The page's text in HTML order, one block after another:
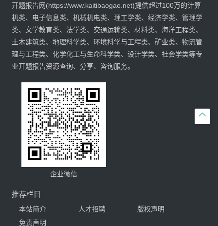

开题报告网(https://www.kaitibaogao.net)提供超过100万的计算
机类、电子信息类、机械机电类、理工学类、经济学类、管理学
类、文学教育类、法学类、交通运输类、材料类、海洋工程类、
土木建筑类、地理科学类、环境科学与工程类、矿业类、物流管
理与工程类、化学化工与生命科学类、设计学类、社会学类等专
业开题报告资源查询、分享、咨询服务。
企业微信
推荐栏目
本站简介 人才招聘
版权声明
免责声明